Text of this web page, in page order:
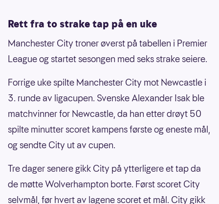
Rett fra to strake tap på en uke
Manchester City troner øverst på tabellen i Premier
League og startet sesongen med seks strake seiere.
Forrige uke spilte Manchester City mot Newcastle i
3. runde av ligacupen. Svenske Alexander Isak ble
matchvinner for Newcastle, da han etter drøyt 50
spilte minutter scoret kampens første og eneste mål,
og sendte City ut av cupen.
Tre dager senere gikk City på ytterligere et tap da
de møtte Wolverhampton borte. Først scoret City
selvmål, før hvert av lagene scoret et mål. City gikk